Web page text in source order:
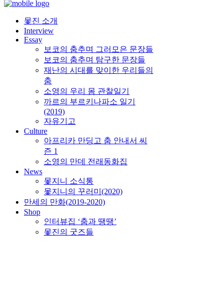
몿진 소개
Interview
Essay
보코의 춤추며 그러모은 문장들
보코의 춤추며 탐구한 문장들
재난의 시대를 맞이한 우리들의
춤
소영의 우리 몸 관찰일기
까르의 부르키나파소 일기
(2019)
자유기고
Culture
아프리카 만딩고 춤 안내서 씨
즌 1
소영의 만데 전래동화집
News
몿지니 소식통
몿지니의 꾸러미(2020)
만세의 만화(2019-2020)
Shop
인터뷰집 ‘춤과 땡땡’
몿진의 굿즈들